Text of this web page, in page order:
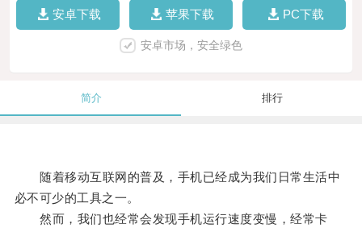
安卓下载 苹果下载 PC下载
安卓市场，安全绿色
简介 排行
随着移动互联网的普及，手机已经成为我们日常生活中
必不可少的工具之一。
然而，我们也经常会发现手机运行速度变慢，经常卡